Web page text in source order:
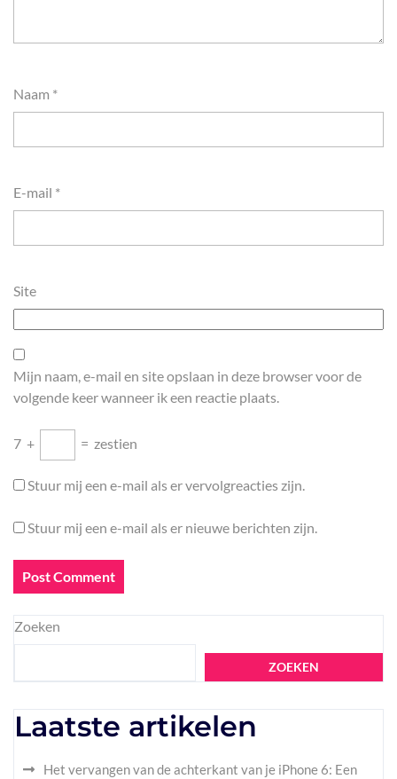
Naam *
E-mail *
Site
Mijn naam, e-mail en site opslaan in deze browser voor de
volgende keer wanneer ik een reactie plaats.
7 + = zestien
Stuur mij een e-mail als er vervolgreacties zijn.
Stuur mij een e-mail als er nieuwe berichten zijn.
Zoeken
ZOEKEN
Laatste artikelen
Het vervangen van de achterkant van je iPhone 6: Een